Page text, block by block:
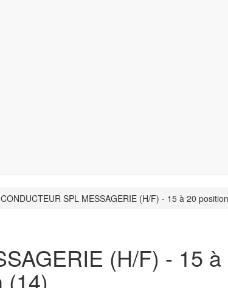
CONDUCTEUR SPL MESSAGERIE (H/F) - 15 à 20
(H/F) - 15 à
(14)